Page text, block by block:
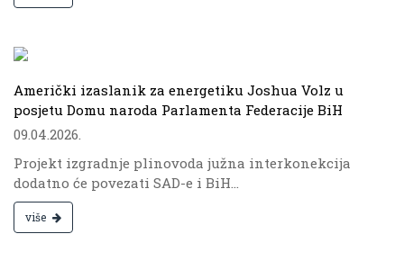
Američki izaslanik za energetiku Joshua Volz u
posjetu Domu naroda Parlamenta Federacije BiH
09.04.2026.
Projekt izgradnje plinovoda južna interkonekcija
dodatno će povezati SAD-e i BiH...
više